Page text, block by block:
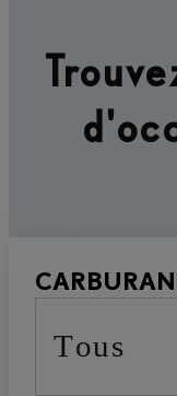
Tous